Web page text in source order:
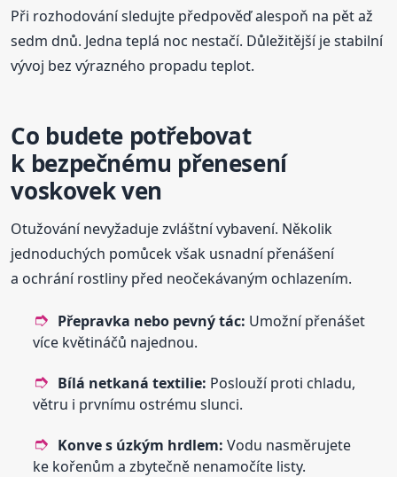
Při rozhodování sledujte předpověď alespoň na pět až
sedm dnů. Jedna teplá noc nestačí. Důležitější je stabilní
vývoj bez výrazného propadu teplot.
Co budete potřebovat
k bezpečnému přenesení
voskovek ven
Otužování nevyžaduje zvláštní vybavení. Několik
jednoduchých pomůcek však usnadní přenášení
a ochrání rostliny před neočekávaným ochlazením.
Přepravka nebo pevný tác: Umožní přenášet
více květináčů najednou.
Bílá netkaná textilie: Poslouží proti chladu,
větru i prvnímu ostrému slunci.
Konve s úzkým hrdlem: Vodu nasměrujete
ke kořenům a zbytečně nenamočíte listy.